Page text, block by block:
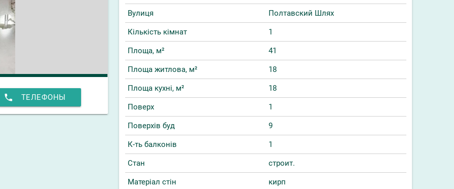
phone ТЕЛЕФОНЫ
Вулиця Полтавский Шлях
Кількість кімнат 1
Площа, м² 41
Площа житлова, м² 18
Площа кухні, м² 18
Поверх 1
Поверхів буд 9
К-ть балконів 1
Стан строит.
Матеріал стін кирп